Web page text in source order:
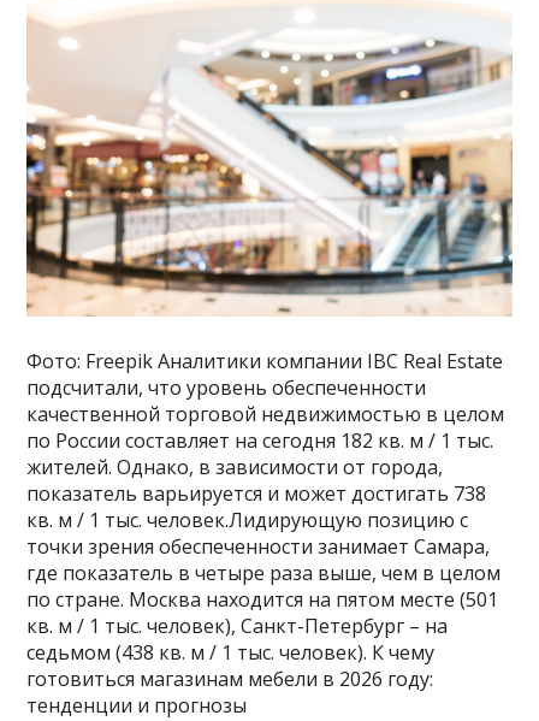
Фото: Freepik Аналитики компании IBC Real Estate
подсчитали, что уровень обеспеченности
качественной торговой недвижимостью в целом
по России составляет на сегодня 182 кв. м / 1 тыс.
жителей. Однако, в зависимости от города,
показатель варьируется и может достигать 738
кв. м / 1 тыс. человек.Лидирующую позицию с
точки зрения обеспеченности занимает Самара,
где показатель в четыре раза выше, чем в целом
по стране. Москва находится на пятом месте (501
кв. м / 1 тыс. человек), Санкт-Петербург – на
седьмом (438 кв. м / 1 тыс. человек). К чему
готовиться магазинам мебели в 2026 году:
тенденции и прогнозы